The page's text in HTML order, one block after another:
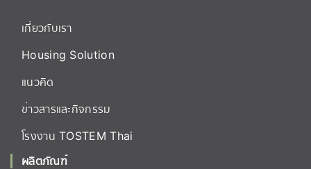
เกี่ยวกับเรา
Housing Solution
แนวคิด
ข่าวสารและกิจกรรม
โรงงาน TOSTEM Thai
ผลิตภัณฑ์